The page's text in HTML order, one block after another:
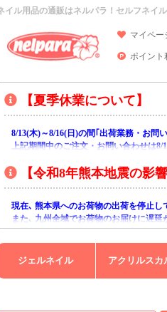
イル用品の通販はネルパラ！セルフネイ
マイペー
ポイント
【夏季休業について】
8/13(木)～8/16(日)の間｢出荷業務・お問
上記期間中のご注文・お問い合わせは
【令和8年熊本地震の影
現在､ 熊本県へのお荷物の出荷を停止し
また､ 九州全域でお荷物のお届けに遅延
ご不便をおかけいたしますが､ 何卒ご
ジェルネイル アクリルスカ